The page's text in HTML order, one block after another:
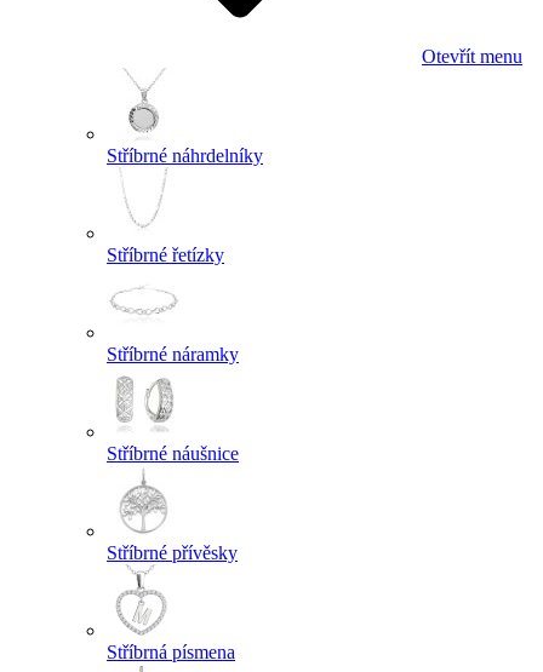
Otevřít menu
Stříbrné náhrdelníky
Stříbrné řetízky
Stříbrné náramky
Stříbrné náušnice
Stříbrné přívěsky
Stříbrná písmena